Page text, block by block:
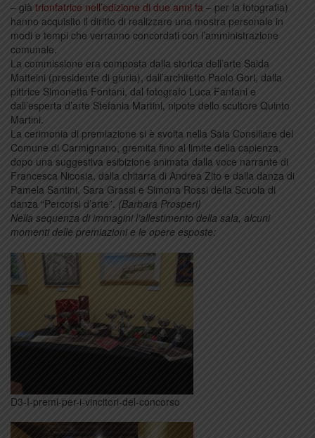
– già trionfatrice nell’edizione di due anni fa – per la fotografia)
hanno acquisito il diritto di realizzare una mostra personale in
modi e tempi che verranno concordati con l’amministrazione
comunale.
La commissione era composta dalla storica dell’arte Saida
Matteini (presidente di giuria), dall’architetto Paolo Gori, dalla
pittrice Simonetta Fontani, dal fotografo Luca Fanfani e
dall’esperta d’arte Stefania Martini, nipote dello scultore Quinto
Martini.
La cerimonia di premiazione si è svolta nella Sala Consiliare del
Comune di Carmignano, gremita fino al limite della capienza,
dopo una suggestiva esibizione animata dalla voce narrante di
Francesca Nicosia, dalla chitarra di Andrea Zito e dalla danza di
Pamela Santini, Sara Grassi e Simona Rossi della Scuola di
danza “Percorsi d’arte”. (Barbara Prosperi)
Nella sequenza di immagini l’allestimento della sala, alcuni
momenti delle premiazioni e le opere esposte:
D3-I-premi-per-i-vincitori-del-concorso